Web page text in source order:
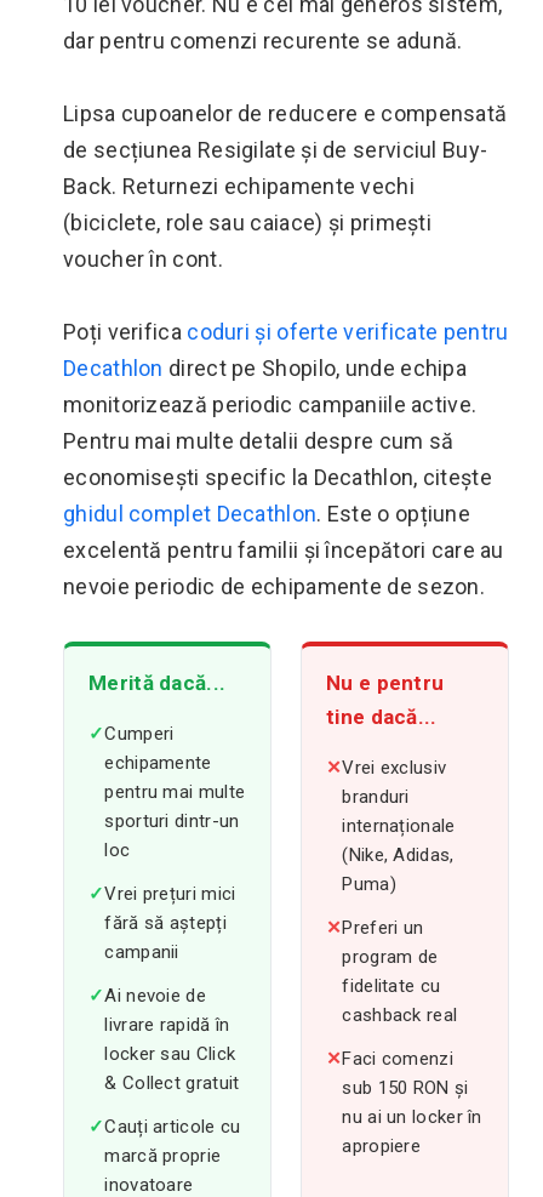
dar pentru comenzi recurente se adună.
Lipsa cupoanelor de reducere e compensată
de secțiunea Resigilate și de serviciul Buy-
Back. Returnezi echipamente vechi
(biciclete, role sau caiace) și primești
voucher în cont.
Poți verifica coduri și oferte verificate pentru
Decathlon direct pe Shopilo, unde echipa
monitorizează periodic campaniile active.
Pentru mai multe detalii despre cum să
economisești specific la Decathlon, citește
ghidul complet Decathlon. Este o opțiune
excelentă pentru familii și începători care au
nevoie periodic de echipamente de sezon.
Merită dacă...
✓Cumperi
echipamente
pentru mai multe
sporturi dintr-un
loc
✓Vrei prețuri mici
fără să aștepți
campanii
✓Ai nevoie de
livrare rapidă în
locker sau Click
& Collect gratuit
✓Cauți articole cu
marcă proprie
inovatoare
Nu e pentru
tine dacă...
✕Vrei exclusiv
branduri
internaționale
(Nike, Adidas,
Puma)
✕Preferi un
program de
fidelitate cu
cashback real
✕Faci comenzi
sub 150 RON și
nu ai un locker în
apropiere